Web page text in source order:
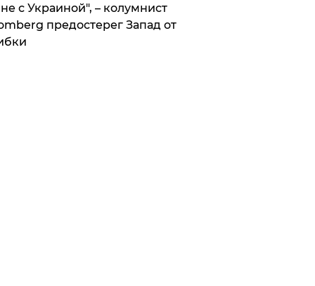
с Украиной", – колумнист
предостерег Запад от